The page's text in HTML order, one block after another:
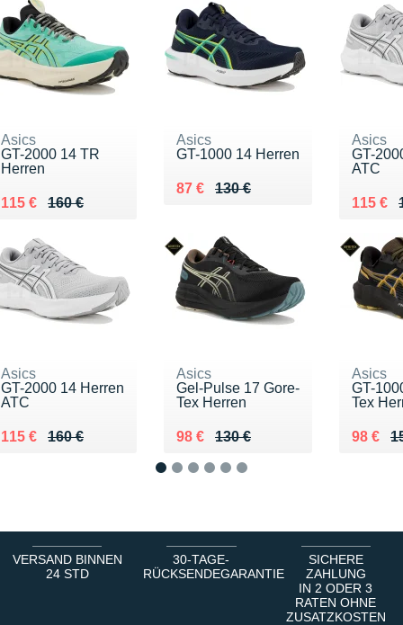
Asics
GT-2000 14 TR
Herren
160 €
Au lieu de 160 €
115 €
Vendu 115 €
Asics
GT-1000 14 Herren
130 €
Au lieu de 130 €
87 €
Vendu 87 €
Asics
GT-
ATC
Au lieu
115 €
Vendu
Asics
GT-2000 14 Herren
ATC
160 €
Au lieu de 160 €
115 €
Vendu 115 €
Asics
Gel-Pulse 17 Gore-
Tex Herren
130 €
Au lieu de 130 €
98 €
Vendu 98 €
Asics
GT-
Tex
Au lieu
98 €
Vendu
VERSAND BINNEN
24 STD
30-TAGE-
RÜCKSENDEGARANTIE
SICHERE
ZAHLUNG
IN 2 ODER 3
RATEN OHNE
ZUSATZKOSTEN